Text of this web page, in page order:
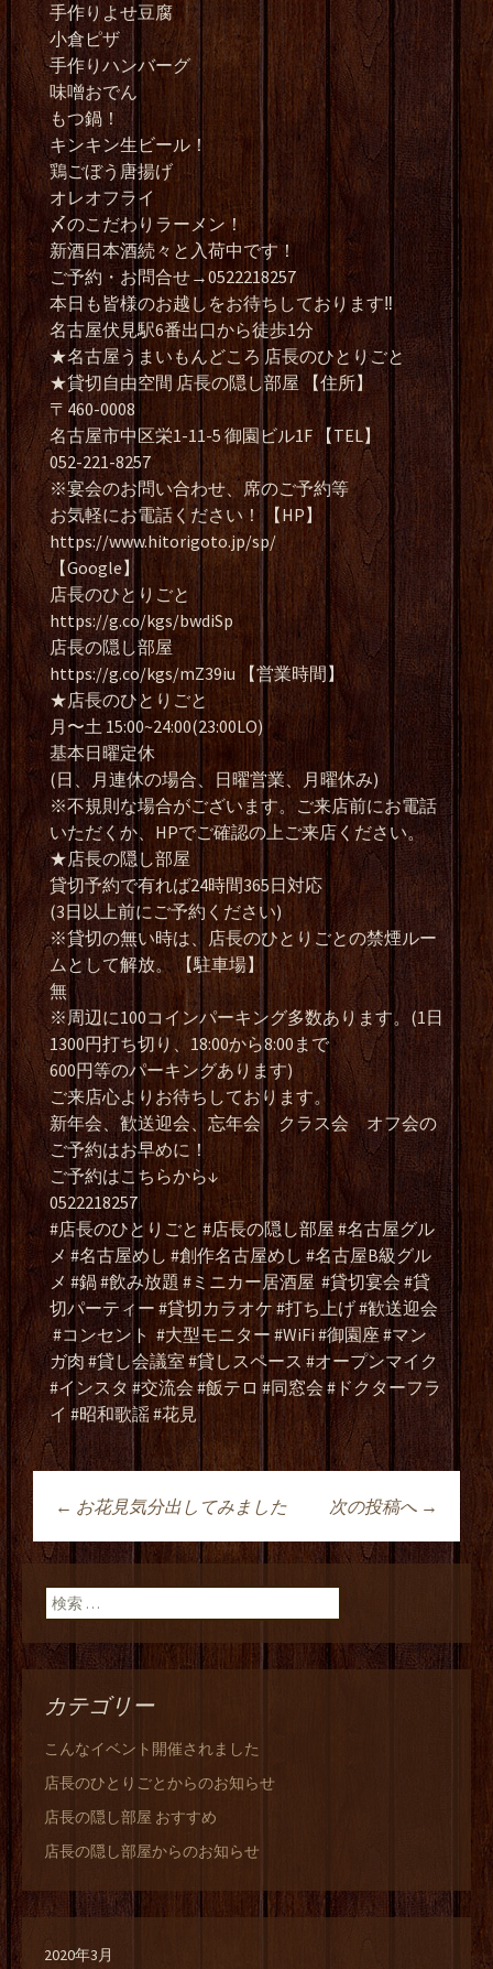
手作りよせ豆腐
小倉ピザ
手作りハンバーグ
味噌おでん
もつ鍋！
キンキン生ビール！
鶏ごぼう唐揚げ
オレオフライ
〆のこだわりラーメン！
新酒日本酒続々と入荷中です！
ご予約・お問合せ→0522218257
本日も皆様のお越しをお待ちしております‼️
名古屋伏見駅6番出口から徒歩1分
★名古屋うまいもんどころ 店長のひとりごと
★貸切自由空間 店長の隠し部屋 【住所】
〒460-0008
名古屋市中区栄1-11-5 御園ビル1F 【TEL】
052-221-8257
※宴会のお問い合わせ、席のご予約等
お気軽にお電話ください！ 【HP】
https://www.hitorigoto.jp/sp/
【Google】
店長のひとりごと
https://g.co/kgs/bwdiSp
店長の隠し部屋
https://g.co/kgs/mZ39iu 【営業時間】
★店長のひとりごと
月〜土 15:00~24:00(23:00LO)
基本日曜定休
(日、月連休の場合、日曜営業、月曜休み)
※不規則な場合がございます。ご来店前にお電話
いただくか、HPでご確認の上ご来店ください。
★店長の隠し部屋
貸切予約で有れば24時間365日対応
(3日以上前にご予約ください)
※貸切の無い時は、店長のひとりごとの禁煙ルー
ムとして解放。 【駐車場】
無
※周辺に100コインパーキング多数あります。(1日
1300円打ち切り、18:00から8:00まで
600円等のパーキングあります)
ご来店心よりお待ちしております。
新年会、歓送迎会、忘年会 クラス会 オフ会の
ご予約はお早めに！
ご予約はこちらから↓
0522218257
#店長のひとりごと #店長の隠し部屋 #名古屋グル
メ #名古屋めし #創作名古屋めし #名古屋B級グル
メ #鍋 #飲み放題 #ミニカー居酒屋 #貸切宴会 #貸
切パーティー #貸切カラオケ #打ち上げ #歓送迎会
#コンセント #大型モニター #WiFi #御園座 #マン
ガ肉 #貸し会議室 #貸しスペース #オープンマイク
#インスタ #交流会 #飯テロ #同窓会 #ドクターフラ
イ #昭和歌謡 #花見
投稿ナビゲーショ
ン
← お花見気分出してみました 次の投稿へ →
検索:
カテゴリー
こんなイベント開催されました
店長のひとりごとからのお知らせ
店長の隠し部屋 おすすめ
店長の隠し部屋からのお知らせ
2020年3月